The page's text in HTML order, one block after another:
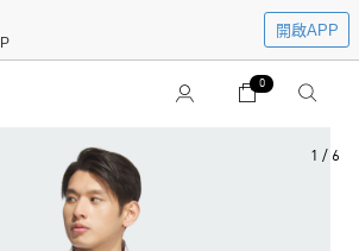
開啟APP
0
1 / 6